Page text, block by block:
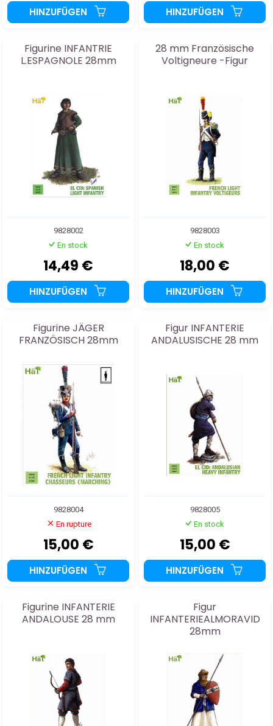
HINZUFÜGEN HINZUFÜGEN
Figurine INFANTRIE
L.ESPAGNOLE 28mm
9828002
En stock
14,49 €
HINZUFÜGEN
28 mm Französische
Voltigneure -Figur
9828003
En stock
18,00 €
HINZUFÜGEN
Figurine JÄGER
FRANZÖSISCH 28mm
9828004
En rupture
15,00 €
HINZUFÜGEN
Figur INFANTERIE
ANDALUSISCHE 28 mm
9828005
En stock
15,00 €
HINZUFÜGEN
Figurine INFANTERIE
ANDALOUSE 28 mm
Figur
INFANTERIEALMORAVID
28mm